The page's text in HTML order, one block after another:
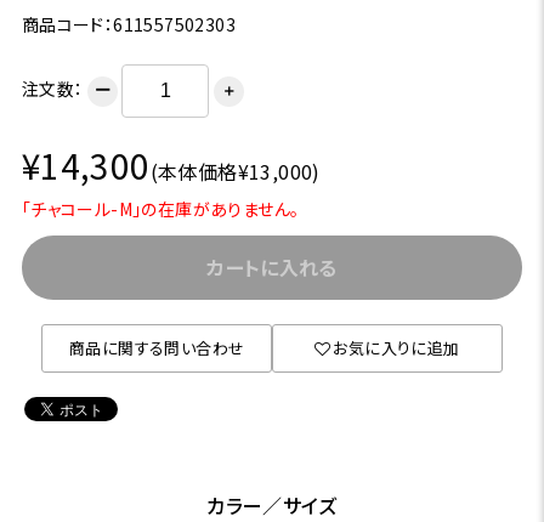
商品コード：611557502303
注文数： ー ＋
¥14,300(本体価格¥13,000)
「チャコール-M」の在庫がありません。
カートに入れる
商品に関する問い合わせ お気に入りに追加
カラー／サイズ